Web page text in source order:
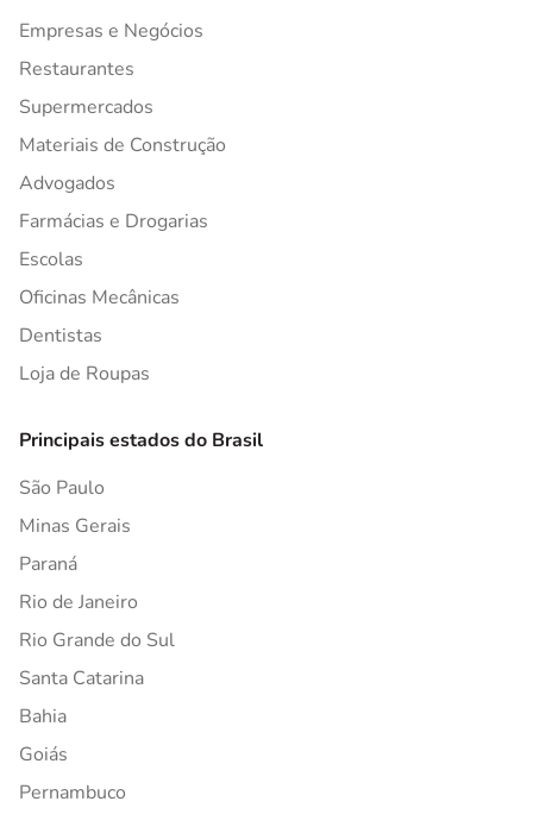
Empresas e Negócios
Restaurantes
Supermercados
Materiais de Construção
Advogados
Farmácias e Drogarias
Escolas
Oficinas Mecânicas
Dentistas
Loja de Roupas
Principais estados do Brasil
São Paulo
Minas Gerais
Paraná
Rio de Janeiro
Rio Grande do Sul
Santa Catarina
Bahia
Goiás
Pernambuco